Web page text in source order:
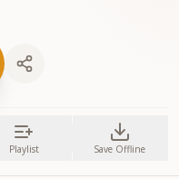
Playlist Save Offline